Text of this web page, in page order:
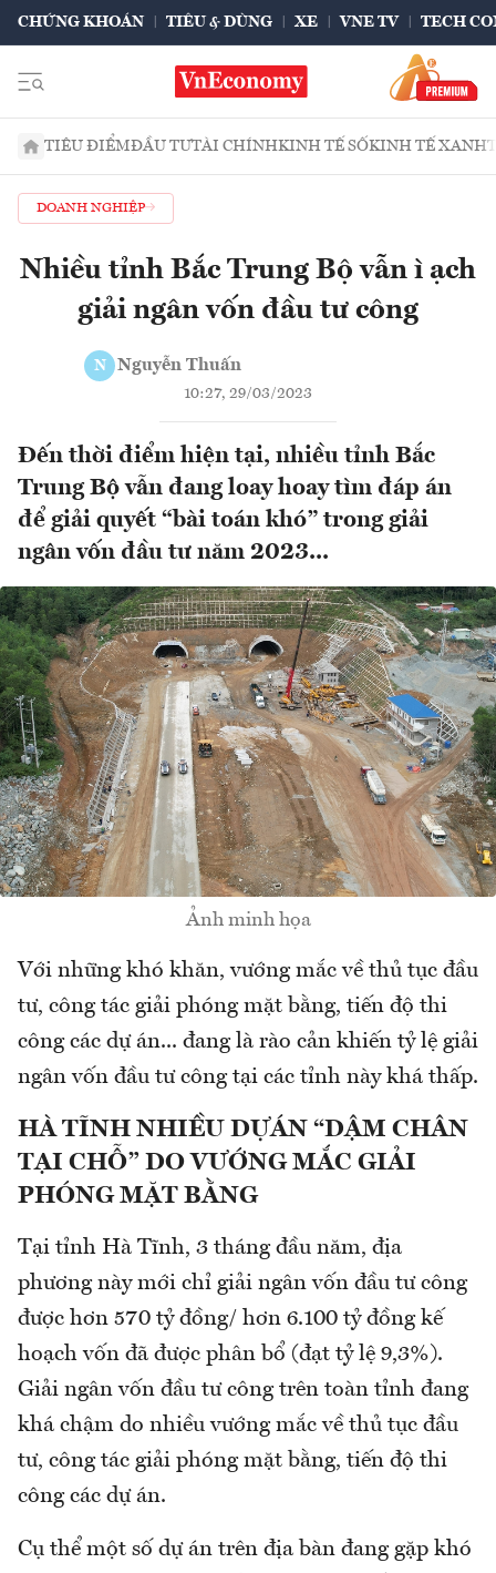
CHỨNG KHOÁN TIÊU & DÙNG XE VNE TV TECH
TIÊU ĐIỂMĐẦU TƯTÀI CHÍNHKINH TẾ SỐKINH TẾ XANH
DOANH NGHIỆP
Nhiều tỉnh Bắc Trung Bộ vẫn ì ạch
giải ngân vốn đầu tư công
N Nguyễn Thuấn
10:27, 29/03/2023
Đến thời điểm hiện tại, nhiều tỉnh Bắc
Trung Bộ vẫn đang loay hoay tìm đáp án
để giải quyết “bài toán khó” trong giải
ngân vốn đầu tư năm 2023...
Ảnh minh họa
Với những khó khăn, vướng mắc về thủ tục đầu
tư, công tác giải phóng mặt bằng, tiến độ thi
công các dự án... đang là rào cản khiến tỷ lệ giải
ngân vốn đầu tư công tại các tỉnh này khá thấp.
HÀ TĨNH NHIỀU DỰÁN “DẬM CHÂN
TẠI CHỖ” DO VƯỚNG MẮC GIẢI
PHÓNG MẶT BẰNG
Tại tỉnh Hà Tĩnh, 3 tháng đầu năm, địa
phương này mới chỉ giải ngân vốn đầu tư công
được hơn 570 tỷ đồng/ hơn 6.100 tỷ đồng kế
hoạch vốn đã được phân bổ (đạt tỷ lệ 9,3%).
Giải ngân vốn đầu tư công trên toàn tỉnh đang
khá chậm do nhiều vướng mắc về thủ tục đầu
tư, công tác giải phóng mặt bằng, tiến độ thi
công các dự án.
Cụ thể một số dự án trên địa bàn đang gặp khó